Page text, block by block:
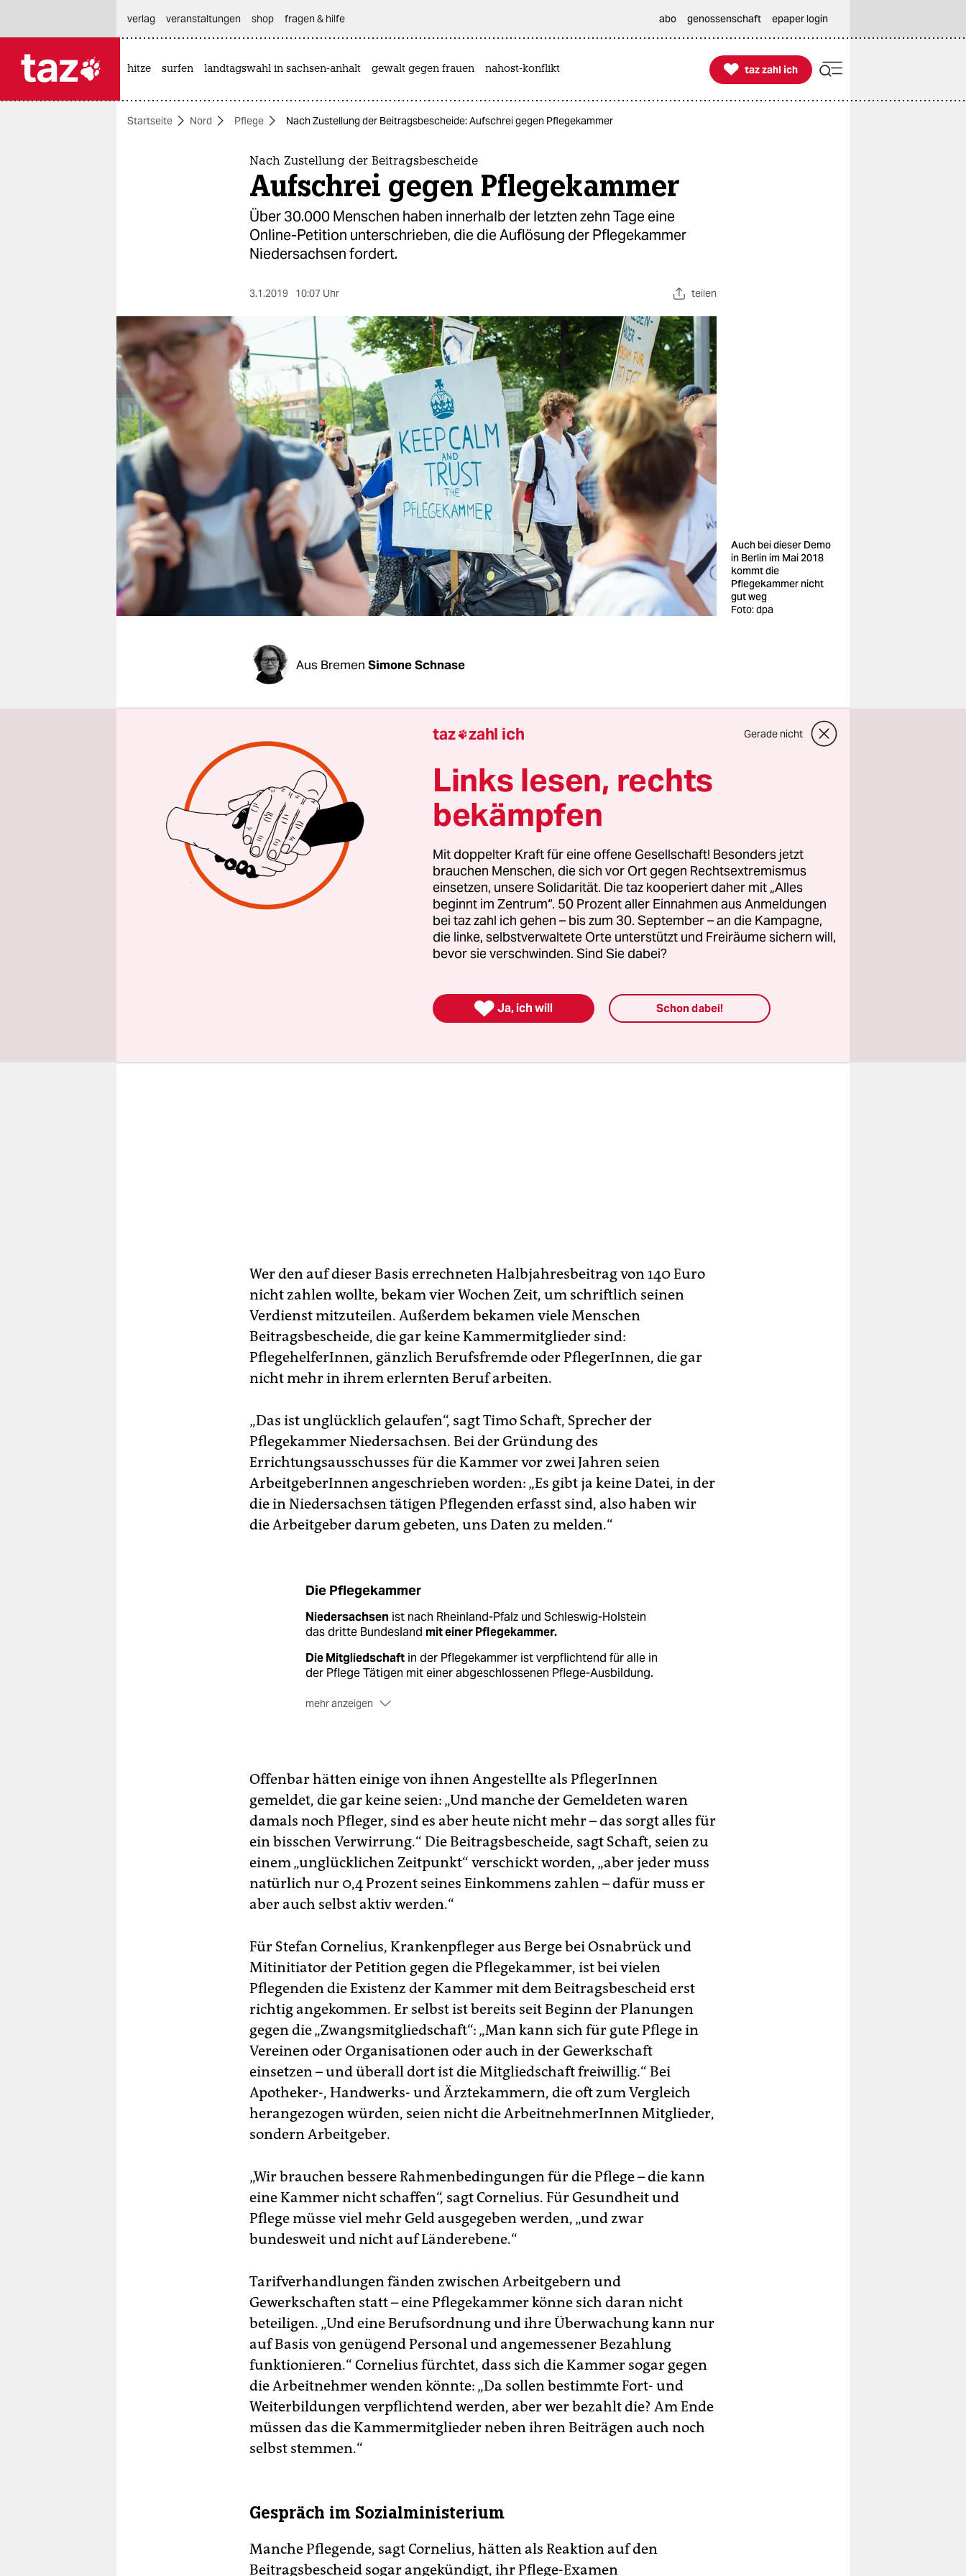
themen
berlin
nord
wahrheit
verlag
verlag
veranstaltungen
shop
fragen & hilfe
unterstützen
abo
genossenschaft
verlag
veranstaltungen shop fragen & hilfe abo genossenschaft epaper login
hitze surfen landtagswahl in sachsen-anhalt gewalt gegen frauen nahost-konflikt 
taz zahl ich
taz zahl ich
Startseite Nord Pflege Nach Zustellung der Beitragsbescheide: Aufschrei gegen Pflegekammer
Nach Zustellung der Beitragsbescheide
Aufschrei gegen Pflegekammer
Über 30.000 Menschen haben innerhalb der letzten zehn Tage eine
Online-Petition unterschrieben, die die Auflösung der Pflegekammer
Niedersachsen fordert.
3.1.2019 10:07 Uhr teilen
Auch bei dieser Demo
in Berlin im Mai 2018
kommt die
Pflegekammer nicht
gut weg
Foto: dpa
Aus Bremen Simone Schnase
Auf große Kritik stößt die seit August tätige Pflegekammer
Niedersachsen. Eine am 23. Dezember gestartete
die „Auflösung der Pflegekammer und die Beendigung der
Zwangsmitgliedschaften von Pflegekräften“ fordert, wurde bis zum 2.
Januar von fast 31.000 Menschen unterzeichnet.
Die Pflegekammer hatte ihren Mitgliedern – examinierten Alten- und
KrankenpflegerInnen – kurz vor Weihnachten Briefe mit der
Aufforderung verschickt, für das vergangene Halbjahr ihren Kammer-
Pflichtbeitrag zu überweisen. Der liegt bei 0,4 Prozent des
Jahresgehalts. Dem nun verschickten Beitragsbescheid zugrunde liegt
ein Gehalt von 70.000 Euro – so viel verdient kaum jemand, der in der
Wer den auf dieser Basis errechneten Halbjahresbeitrag von 140 Euro
nicht zahlen wollte, bekam vier Wochen Zeit, um schriftlich seinen
Verdienst mitzuteilen. Außerdem bekamen viele Menschen
Beitragsbescheide, die gar keine Kammermitglieder sind:
PflegehelferInnen, gänzlich Berufsfremde oder PflegerInnen, die gar
nicht mehr in ihrem erlernten Beruf arbeiten.
„Das ist unglücklich gelaufen“, sagt Timo Schaft, Sprecher der
Pflegekammer Niedersachsen. Bei der Gründung des
Errichtungsausschusses für die Kammer vor zwei Jahren seien
ArbeitgeberInnen angeschrieben worden: „Es gibt ja keine Datei, in der
die in Niedersachsen tätigen Pflegenden erfasst sind, also haben wir
die Arbeitgeber darum gebeten, uns Daten zu melden.“
Die Pflegekammer
Niedersachsenist nach Rheinland-Pfalz und Schleswig-Holstein
das dritte Bundesland mit einer Pflegekammer.
Die Mitgliedschaftin der Pflegekammer ist verpflichtend für alle in
der Pflege Tätigen mit einer abgeschlossenen Pflege-Ausbildung.
mehr anzeigen
Selbstverwaltung des Berufsstandes der Pflegenden.
Die Rechtsaufsichtder Pflegekammer Niedersachsen obliegt dem
Sozialministerium.
Offenbar hätten einige von ihnen Angestellte als PflegerInnen
gemeldet, die gar keine seien: „Und manche der Gemeldeten waren
damals noch Pfleger, sind es aber heute nicht mehr – das sorgt alles für
ein bisschen Verwirrung.“ Die Beitragsbescheide, sagt Schaft, seien zu
einem „unglücklichen Zeitpunkt“ verschickt worden, „aber jeder muss
natürlich nur 0,4 Prozent seines Einkommens zahlen – dafür muss er
aber auch selbst aktiv werden.“
Für Stefan Cornelius, Krankenpfleger aus Berge bei Osnabrück und
Mitinitiator der Petition gegen die Pflegekammer, ist bei vielen
Pflegenden die Existenz der Kammer mit dem Beitragsbescheid erst
richtig angekommen. Er selbst ist bereits seit Beginn der Planungen
gegen die „Zwangsmitgliedschaft“: „Man kann sich für gute Pflege in
Vereinen oder Organisationen oder auch in der Gewerkschaft
einsetzen – und überall dort ist die Mitgliedschaft freiwillig.“ Bei
Apotheker-, Handwerks- und Ärztekammern, die oft zum Vergleich
herangezogen würden, seien nicht die ArbeitnehmerInnen Mitglieder,
sondern Arbeitgeber.
„Wir brauchen bessere Rahmenbedingungen für die Pflege – die kann
eine Kammer nicht schaffen“, sagt Cornelius. Für Gesundheit und
Pflege müsse viel mehr Geld ausgegeben werden, „und zwar
bundesweit und nicht auf Länderebene.“
Tarifverhandlungen fänden zwischen Arbeitgebern und
Gewerkschaften statt – eine Pflegekammer könne sich daran nicht
beteiligen. „Und eine Berufsordnung und ihre Überwachung kann nur
auf Basis von genügend Personal und angemessener Bezahlung
funktionieren.“ Cornelius fürchtet, dass sich die Kammer sogar gegen
die Arbeitnehmer wenden könnte: „Da sollen bestimmte Fort- und
Weiterbildungen verpflichtend werden, aber wer bezahlt die? Am Ende
müssen das die Kammermitglieder neben ihren Beiträgen auch noch
selbst stemmen.“
Gespräch im Sozialministerium
Manche Pflegende, sagt Cornelius, hätten als Reaktion auf den
Beitragsbescheid sogar angekündigt, ihr Pflege-Examen
taz zahl ich Gerade nicht
Links lesen, rechts
bekämpfen
Mit doppelter Kraft für eine offene Gesellschaft! Besonders jetzt
brauchen Menschen, die sich vor Ort gegen Rechtsextremismus
einsetzen, unsere Solidarität. Die taz kooperiert daher mit „Alles
beginnt im Zentrum“. 50 Prozent aller Einnahmen aus Anmeldungen
bei taz zahl ich gehen – bis zum 30. September – an die Kampagne,
die linke, selbstverwaltete Orte unterstützt und Freiräume sichern will,
bevor sie verschwinden. Sind Sie dabei?
 Ja, ich will Schon dabei!